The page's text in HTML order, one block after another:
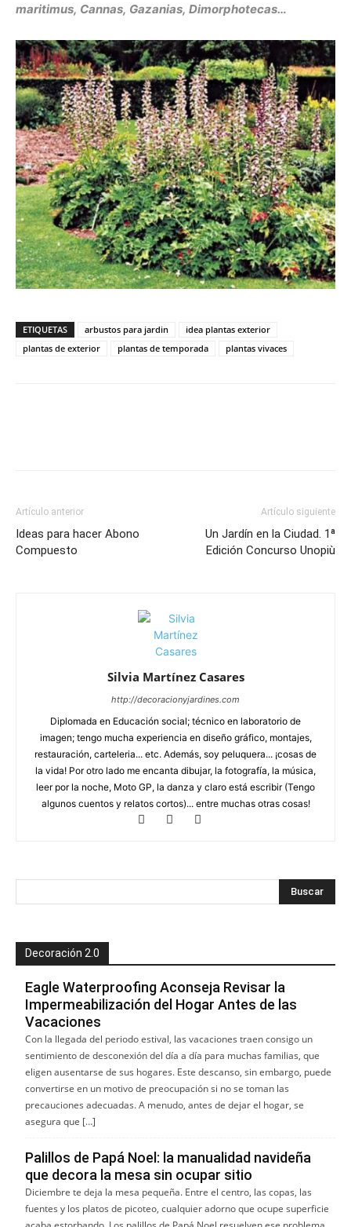
maritimus, Cannas, Gazanias, Dimorphotecas…
ETIQUETAS arbustos para jardin
idea plantas exterior
plantas de exterior
plantas de temporada plantas vivaces
Artículo anterior
Ideas para hacer Abono
Compuesto
Artículo siguiente
Un Jardín en la Ciudad. 1ª
Edición Concurso Unopiù
Silvia Martínez Casares
http://decoracionyjardines.com
Diplomada en Educación social; técnico en laboratorio de
imagen; tengo mucha experiencia en diseño gráfico, montajes,
restauración, carteleria... etc. Además, soy peluquera... ¡cosas de
la vida! Por otro lado me encanta dibujar, la fotografía, la música,
leer por la noche, Moto GP, la danza y claro está escribir (Tengo
algunos cuentos y relatos cortos)... entre muchas otras cosas!
Decoración 2.0
Eagle Waterproofing Aconseja Revisar la
Impermeabilización del Hogar Antes de las
Vacaciones
Con la llegada del periodo estival, las vacaciones traen consigo un
sentimiento de desconexión del día a día para muchas familias, que
eligen ausentarse de sus hogares. Este descanso, sin embargo, puede
convertirse en un motivo de preocupación si no se toman las
precauciones adecuadas. A menudo, antes de dejar el hogar, se
asegura que […]
Palillos de Papá Noel: la manualidad navideña
que decora la mesa sin ocupar sitio
Diciembre te deja la mesa pequeña. Entre el centro, las copas, las
fuentes y los platos de picoteo, cualquier adorno que ocupe superficie